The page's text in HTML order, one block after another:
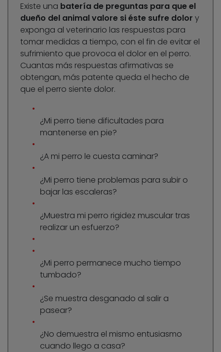
Existe una batería de preguntas para que el
dueño del animal valore si éste sufre dolor y
exponga al veterinario las respuestas para
tomar medidas a tiempo, con el fin de evitar el
sufrimiento que provoca el dolor en el perro.
Cuantas más respuestas afirmativas se
obtengan, más patente queda el hecho de
que el perro siente dolor.
¿Mi perro tiene dificultades para
mantenerse en pie?
¿A mi perro le cuesta caminar?
¿Mi perro tiene problemas para subir o
bajar las escaleras?
¿Muestra mi perro rigidez muscular tras
realizar un esfuerzo?
¿Mi perro permanece mucho tiempo
tumbado?
¿Se muestra desganado al salir a
pasear?
¿No demuestra el mismo entusiasmo
cuando llego a casa?